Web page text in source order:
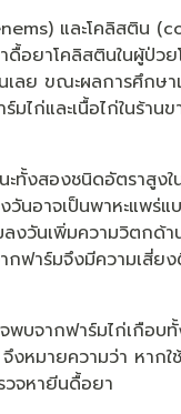
และโคลิสติน
ยาโคลิสตินในผู้ป่วย
เลย ขณะผลการศึก
ไก่และเนื้อไก่ในร้าน
งสองชนิดอัตราสูงใ
นอาจเป็นพาหะแพร่
วันเพิ่มความวิตกด้า
ฟาร์มจึงมีความเสี่ย
บจากฟาร์มไก่เกือบ
มายความว่า หากใ
วจหายีนดื้อยา